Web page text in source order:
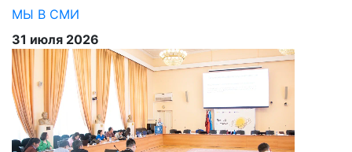
МЫ В СМИ
31 июля 2026